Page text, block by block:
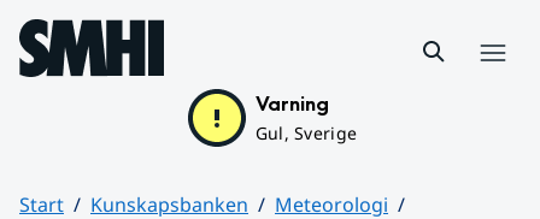
Hoppa till sidans innehåll
Varning
Gul, Sverige
Start Kunskapsbanken
Meteorologi